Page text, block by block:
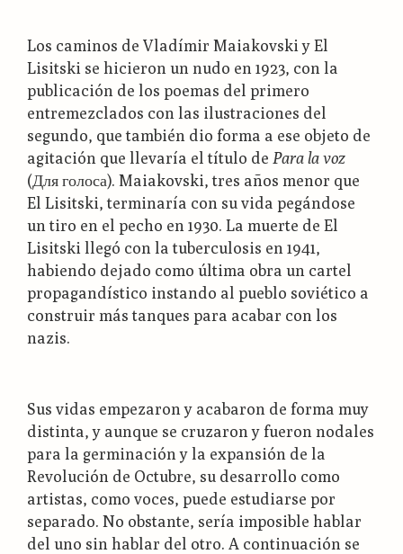
Los caminos de Vladímir Maiakovski y El
Lisitski se hicieron un nudo en 1923, con la
publicación de los poemas del primero
entremezclados con las ilustraciones del
segundo, que también dio forma a ese objeto de
agitación que llevaría el título de Para la voz
(Для голоса). Maiakovski, tres años menor que
El Lisitski, terminaría con su vida pegándose
un tiro en el pecho en 1930. La muerte de El
Lisitski llegó con la tuberculosis en 1941,
habiendo dejado como última obra un cartel
propagandístico instando al pueblo soviético a
construir más tanques para acabar con los
nazis.
Sus vidas empezaron y acabaron de forma muy
distinta, y aunque se cruzaron y fueron nodales
para la germinación y la expansión de la
Revolución de Octubre, su desarrollo como
artistas, como voces, puede estudiarse por
separado. No obstante, sería imposible hablar
del uno sin hablar del otro. A continuación se